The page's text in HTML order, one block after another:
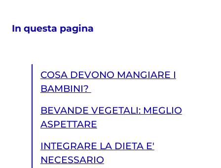
In questa pagina
COSA DEVONO MANGIARE I
BAMBINI?
BEVANDE VEGETALI: MEGLIO
ASPETTARE
INTEGRARE LA DIETA E'
NECESSARIO